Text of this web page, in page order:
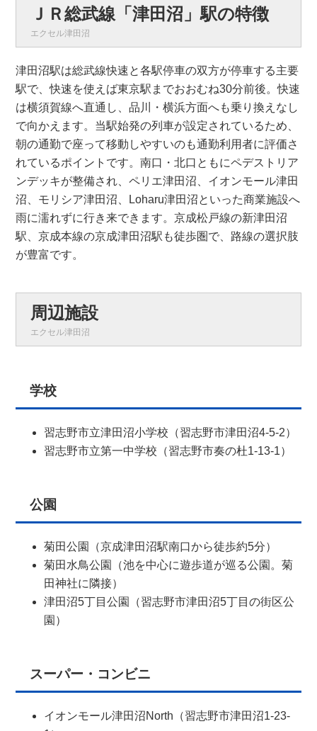
ＪＲ総武線「津田沼」駅の特徴
エクセル津田沼
津田沼駅は総武線快速と各駅停車の双方が停車する主要
駅で、快速を使えば東京駅までおおむね30分前後。快速
は横須賀線へ直通し、品川・横浜方面へも乗り換えなし
で向かえます。当駅始発の列車が設定されているため、
朝の通勤で座って移動しやすいのも通勤利用者に評価さ
れているポイントです。南口・北口ともにペデストリア
ンデッキが整備され、ペリエ津田沼、イオンモール津田
沼、モリシア津田沼、Loharu津田沼といった商業施設へ
雨に濡れずに行き来できます。京成松戸線の新津田沼
駅、京成本線の京成津田沼駅も徒歩圏で、路線の選択肢
が豊富です。
周辺施設
エクセル津田沼
学校
習志野市立津田沼小学校（習志野市津田沼4-5-2）
習志野市立第一中学校（習志野市奏の杜1-13-1）
公園
菊田公園（京成津田沼駅南口から徒歩約5分）
菊田水鳥公園（池を中心に遊歩道が巡る公園。菊
田神社に隣接）
津田沼5丁目公園（習志野市津田沼5丁目の街区公
園）
スーパー・コンビニ
イオンモール津田沼North（習志野市津田沼1-23-